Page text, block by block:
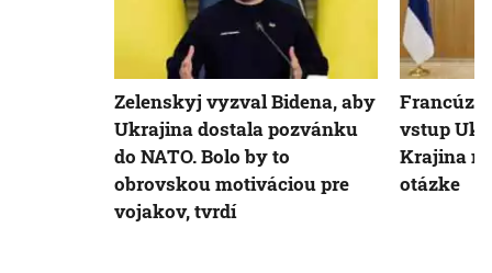
Zelenskyj vyzval Bidena, aby
Ukrajina dostala pozvánku
do NATO. Bolo by to
obrovskou motiváciou pre
vojakov, tvrdí
vstup
Krajina
otázke